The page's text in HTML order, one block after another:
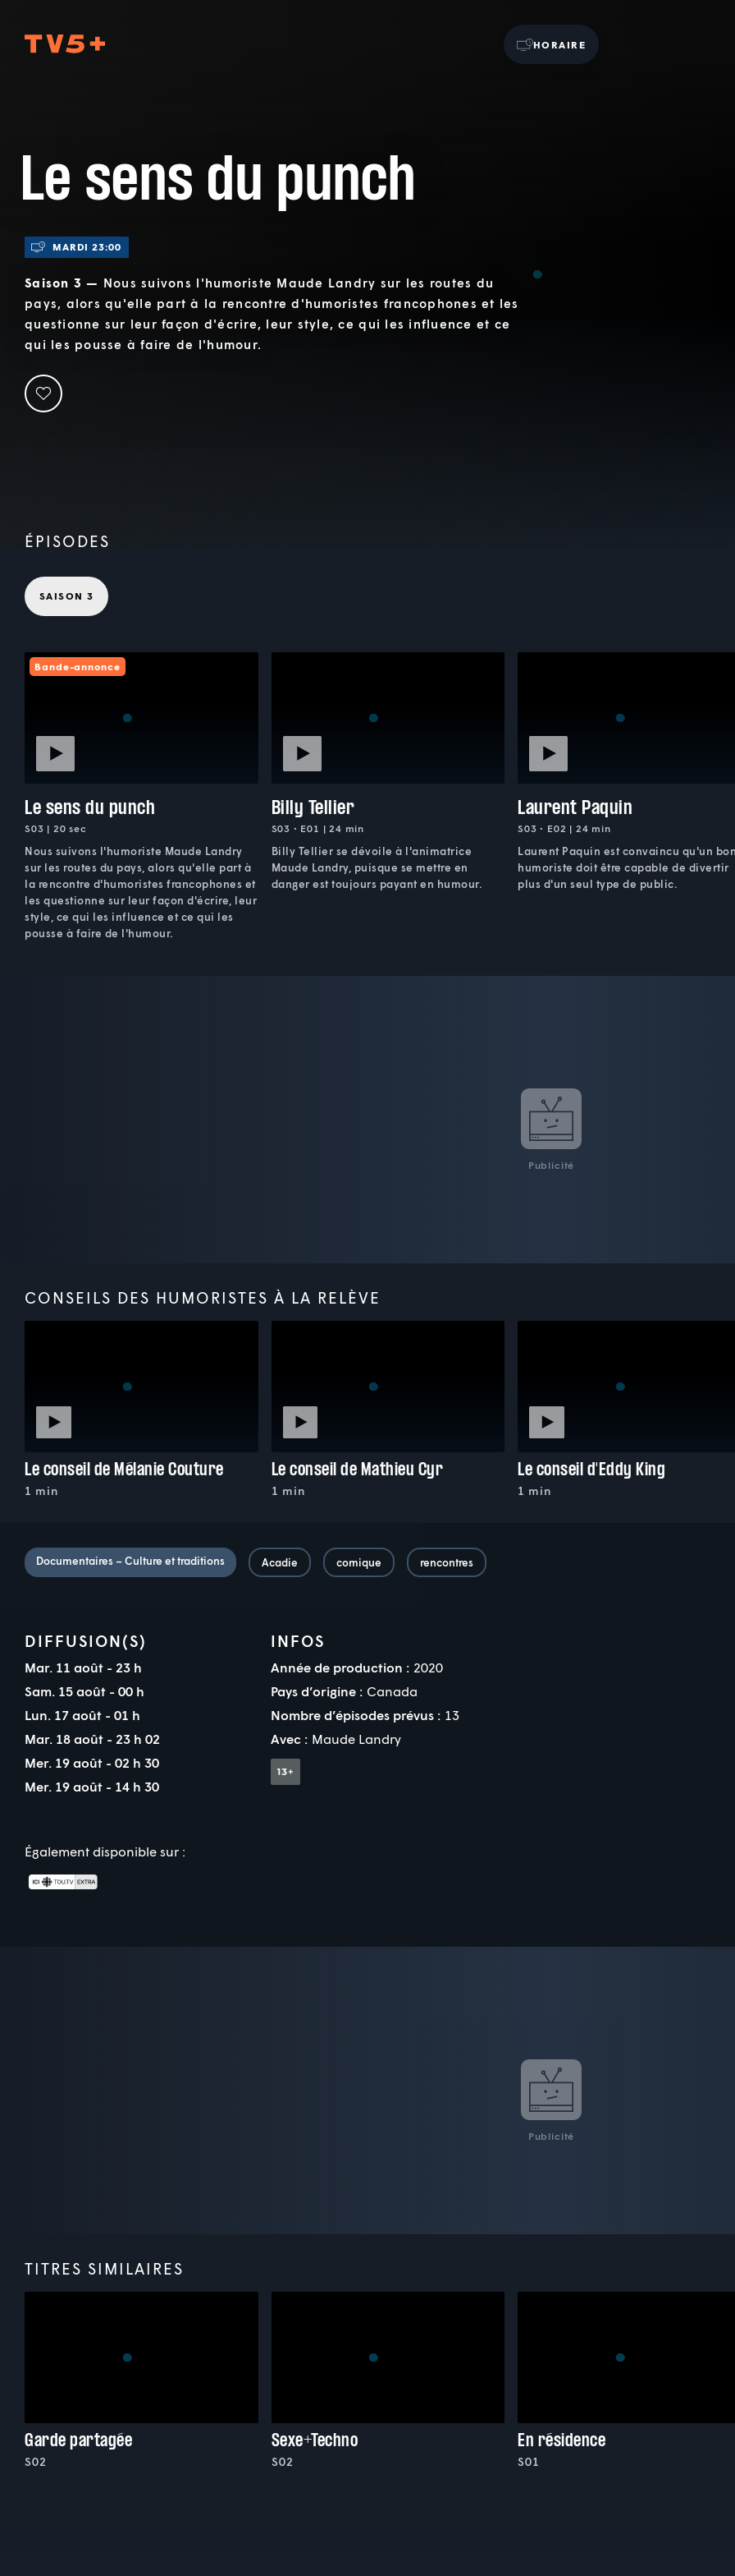
HORAIRE
Le sens du punch
MARDI 23:00
Saison 3 — Nous suivons l'humoriste Maude Landry sur les routes du
pays, alors qu'elle part à la rencontre d'humoristes francophones et les
questionne sur leur façon d'écrire, leur style, ce qui les influence et ce
qui les pousse à faire de l'humour.
ÉPISODES
SAISON 3
Bande-annonce
Le sens du punch
S03 | 20 sec
Nous suivons l'humoriste Maude Landry
sur les routes du pays, alors qu'elle part à
la rencontre d'humoristes francophones et
les questionne sur leur façon d'écrire, leur
style, ce qui les influence et ce qui les
pousse à faire de l'humour.
Billy Tellier
S03 • E01 | 24 min
Billy Tellier se dévoile à l'animatrice
Maude Landry, puisque se mettre en
danger est toujours payant en humour.
Laurent Paquin
S03 • E02 | 24 min
Laurent Paquin est convaincu qu'un bon
humoriste doit être capable de divertir
plus d'un seul type de public.
Publicité
CONSEILS DES HUMORISTES À LA RELÈVE
Le conseil de Mélanie Couture
1 min
Le conseil de Mathieu Cyr
1 min
Le conseil d'Eddy King
1 min
Documentaires – Culture et traditions Acadie comique rencontres
DIFFUSION(S)
Mar. 11 août - 23 h
Sam. 15 août - 00 h
Lun. 17 août - 01 h
Mar. 18 août - 23 h 02
Mer. 19 août - 02 h 30
Mer. 19 août - 14 h 30
Également disponible sur :
INFOS
Année de production : 2020
Pays d’origine : Canada
Nombre d’épisodes prévus : 13
Avec : Maude Landry
Publicité
TITRES SIMILAIRES
Garde partagée
S02
Sexe+Techno
S02
En résidence
S01